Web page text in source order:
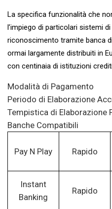
La specifica funzionalità che
l’impiego di particolari sistemi
riconoscimento tramite banca
ormai largamente distribuiti in
con centinaia di istituzioni
Modalità di Pagamento
Periodo di Elaborazione
Tempistica di Elaborazione
Banche Compatibili
Pay N Play Rapido
Instant
Banking
Rapido